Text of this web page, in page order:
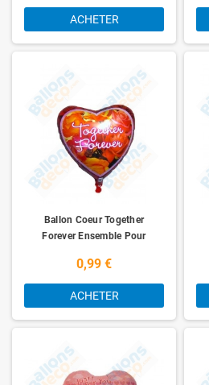
ACHETER
Ballon Coeur Together
Forever Ensemble Pour
0,99 €
ACHETER